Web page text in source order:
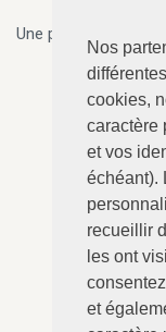
Nos
cookies,
caractère
et vos
échéant).
recueillir
les ont
et
Une permanence 7j/